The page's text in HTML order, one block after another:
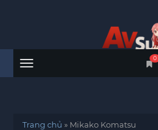
Menu
0
Trang chủ » Mikako Komatsu